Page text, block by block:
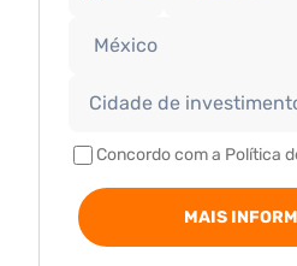
Concordo com a Política
MAIS